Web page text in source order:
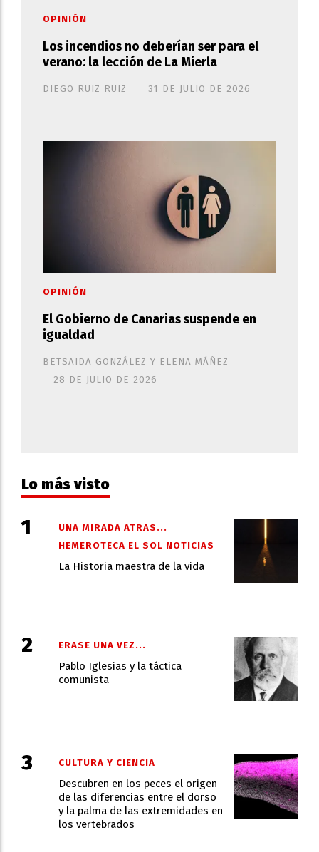
Los incendios no deberían ser para el
verano: la lección de La Mierla
DIEGO RUIZ RUIZ
OPINIÓN
31 DE JULIO DE 2026
El Gobierno de Canarias suspende en
igualdad
BETSAIDA GONZÁLEZ Y ELENA MÁÑEZ
OPINIÓN
28 DE JULIO DE 2026
Lo más visto
La Historia maestra de la vida
UNA MIRADA ATRAS...
HEMEROTECA EL SOL NOTICIAS
Pablo Iglesias y la táctica
comunista
ERASE UNA VEZ...
Descubren en los peces el origen
de las diferencias entre el dorso
y la palma de las extremidades en
los vertebrados
CULTURA Y CIENCIA